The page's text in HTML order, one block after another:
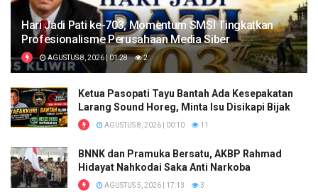
Hari Jadi Pati ke-703, Momentum SMSI Tingkatkan
Profesionalisme Perusahaan Media Siber
AGUSTUS 8, 2026 | 01:28 2
Ketua Pasopati Tayu Bantah Ada Kesepakatan
Larang Sound Horeg, Minta Isu Disikapi Bijak
AGUSTUS 8, 2026 | 00:10 11
BNNK dan Pramuka Bersatu, AKBP Rahmad
Hidayat Nahkodai Saka Anti Narkoba
AGUSTUS 5, 2026 | 17:13 3